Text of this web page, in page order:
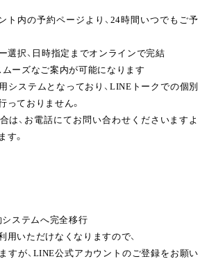
ト内の予約ページより、24時間いつでもご予
ー選択、日時指定までオンラインで完結
ムーズなご案内が可能になります
システムとなっており、LINEトークでの個別
っておりません。
は、お電話にてお問い合わせくださいますよ
す。
ステムへ完全移行
用いただけなくなりますので、
すが、LINE公式アカウントのご登録をお願い